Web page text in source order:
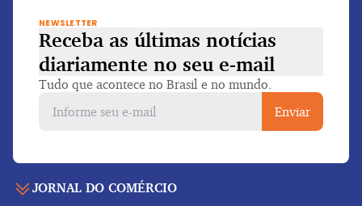
JORNAL DO COMÉRCIO
NEWSLETTER
Receba as últimas notícias
diariamente no seu e-mail
Tudo que acontece no Brasil e no mundo.
Enviar